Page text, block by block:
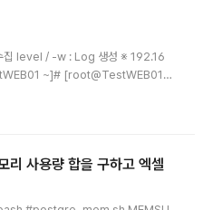
집 level / -w : Log 생성 ※ 192.16
~]# [root@TestWEB01
listening on eth0, link-ty
~]# [root@..
사용량 합을 구하고 엑셀